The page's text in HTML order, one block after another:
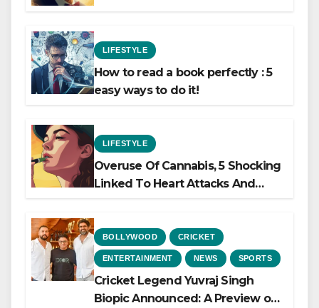
LIFESTYLE
How to read a book perfectly : 5
easy ways to do it!
LIFESTYLE
Overuse Of Cannabis, 5 Shocking
Linked To Heart Attacks And
BOLLYWOOD CRICKET
ENTERTAINMENT NEWS SPORTS
Cricket Legend Yuvraj Singh
Biopic Announced: A Preview of